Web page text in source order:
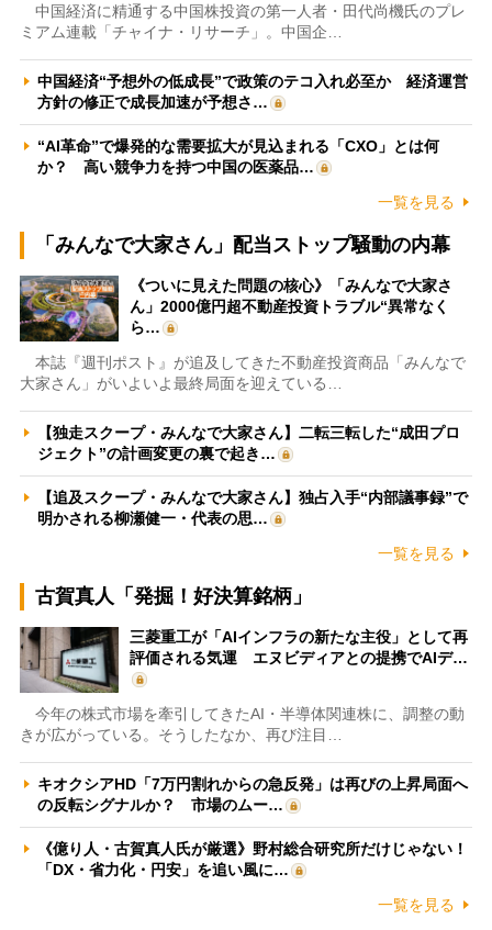
中国経済に精通する中国株投資の第一人者・田代尚機氏のプレ
ミアム連載「チャイナ・リサーチ」。中国企…
中国経済“予想外の低成長”で政策のテコ入れ必至か 経済運営
方針の修正で成長加速が予想さ…
“AI革命”で爆発的な需要拡大が見込まれる「CXO」とは何
か？ 高い競争力を持つ中国の医薬品…
一覧を見る
「みんなで大家さん」配当ストップ騒動の内幕
《ついに見えた問題の核心》「みんなで大家さ
ん」2000億円超不動産投資トラブル“異常なく
ら…
本誌『週刊ポスト』が追及してきた不動産投資商品「みんなで
大家さん」がいよいよ最終局面を迎えている…
【独走スクープ・みんなで大家さん】二転三転した“成田プロ
ジェクト”の計画変更の裏で起き…
【追及スクープ・みんなで大家さん】独占入手“内部議事録”で
明かされる柳瀬健一・代表の思…
一覧を見る
古賀真人「発掘！好決算銘柄」
三菱重工が「AIインフラの新たな主役」として再
評価される気運 エヌビディアとの提携でAIデ…
今年の株式市場を牽引してきたAI・半導体関連株に、調整の動
きが広がっている。そうしたなか、再び注目…
キオクシアHD「7万円割れからの急反発」は再びの上昇局面へ
の反転シグナルか？ 市場のムー…
《億り人・古賀真人氏が厳選》野村総合研究所だけじゃない！
「DX・省力化・円安」を追い風に…
一覧を見る